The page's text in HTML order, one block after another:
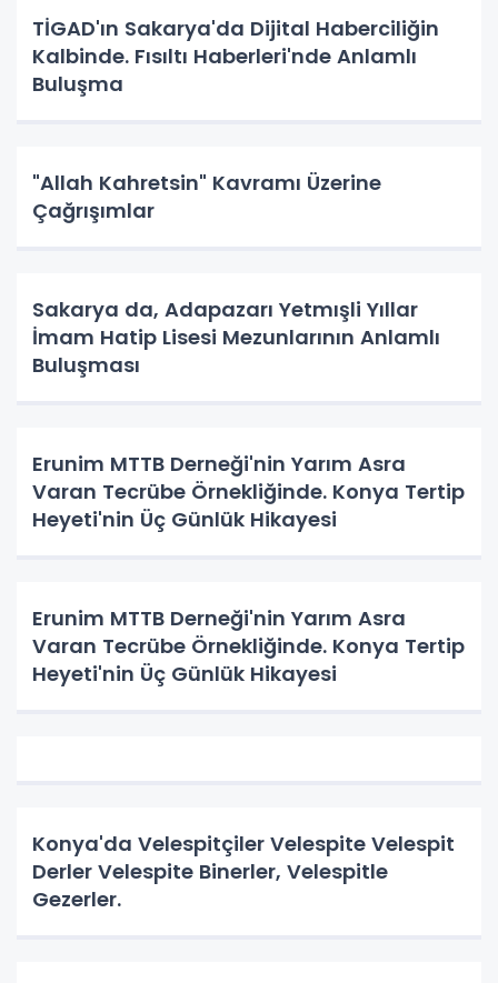
TİGAD'ın Sakarya'da Dijital Haberciliğin
Kalbinde. Fısıltı Haberleri'nde Anlamlı
Buluşma
"Allah Kahretsin" Kavramı Üzerine
Çağrışımlar
Sakarya da, Adapazarı Yetmışli Yıllar
İmam Hatip Lisesi Mezunlarının Anlamlı
Buluşması
Erunim MTTB Derneği'nin Yarım Asra
Varan Tecrübe Örnekliğinde. Konya Tertip
Heyeti'nin Üç Günlük Hikayesi
Erunim MTTB Derneği'nin Yarım Asra
Varan Tecrübe Örnekliğinde. Konya Tertip
Heyeti'nin Üç Günlük Hikayesi
Konya'da Velespitçiler Velespite Velespit
Derler Velespite Binerler, Velespitle
Gezerler.